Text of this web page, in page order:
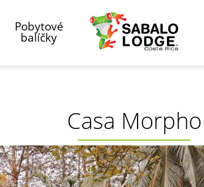
Pobytové
balíčky
Casa Morpho